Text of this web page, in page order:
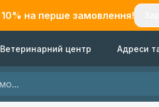
10% на перше замовлення!
Ветеринарний центр Адреси